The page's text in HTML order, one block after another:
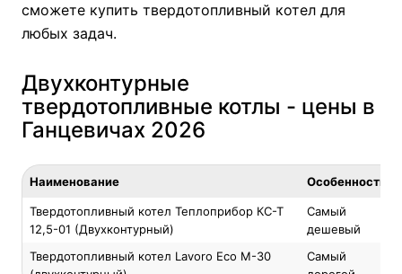
сможете купить твердотопливный котел для
любых задач.
Двухконтурные
твердотопливные котлы - цены в
Ганцевичах 2026
Наименование Особенность
Твердотопливный котел Теплоприбор КС-Т
12,5-01 (Двухконтурный)
Самый
дешевый
Твердотопливный котел Lavoro Eco M-30
Самый